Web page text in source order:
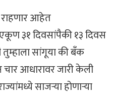
आहेत
३१ दिवसांपैकी १३ दिवस
सांगूया की बँक
आधारावर जारी केली
साजऱ्या होणाऱ्या